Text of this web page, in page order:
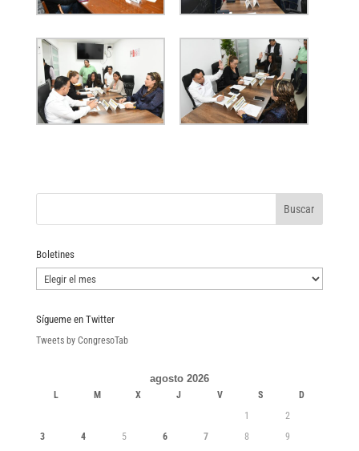
Boletines
Boletines
Sígueme en Twitter
Tweets by CongresoTab
agosto 2026
L M X J V S
D
1
2
3
4 5 6 7 8
9